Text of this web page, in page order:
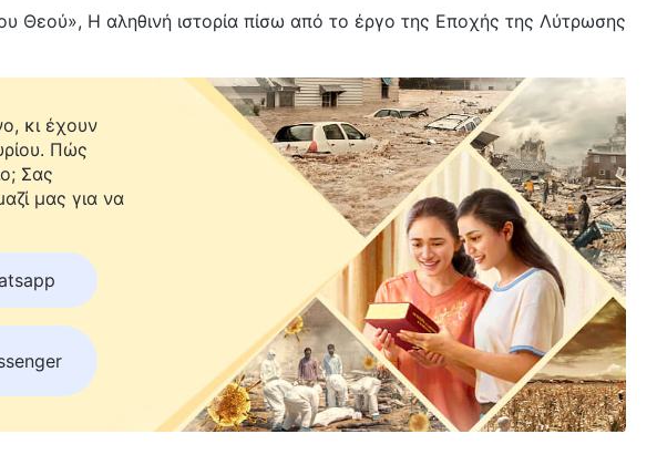
Θεού», Η αληθινή ιστορία πίσω από το έργο της Εποχής της Λύτρωσης
κι έχουν
Πώς
Σας
μας για να